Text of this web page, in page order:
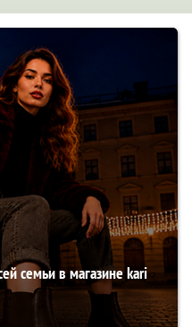
семьи в магазине kari